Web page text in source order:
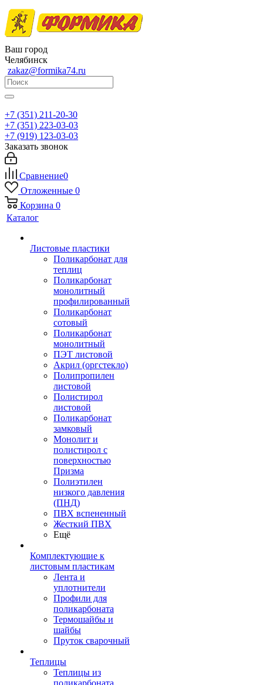
Ваш город
Челябинск
zakaz@formika74.ru
+7 (351) 211-20-30
+7 (351) 223-03-03
+7 (919) 123-03-03
Заказать звонок
Сравнение0
Отложенные 0
Корзина 0
Каталог
Листовые пластики
Поликарбонат для
теплиц
Поликарбонат
монолитный
профилированный
Поликарбонат
сотовый
Поликарбонат
монолитный
ПЭТ листовой
Акрил (оргстекло)
Полипропилен
листовой
Полистирол
листовой
Поликарбонат
замковый
Монолит и
полистирол с
поверхностью
Призма
Полиэтилен
низкого давления
(ПНД)
ПВХ вспененный
Жесткий ПВХ
Ещё
Комплектующие к
листовым пластикам
Лента и
уплотнители
Профили для
поликарбоната
Термошайбы и
шайбы
Пруток сварочный
Теплицы
Теплицы из
поликарбоната